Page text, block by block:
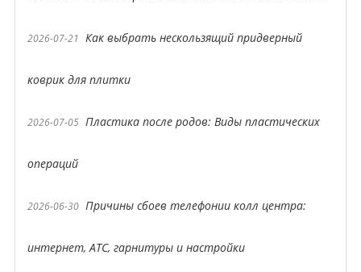
2026-07-21 Как выбрать нескользящий придверный
коврик для плитки
2026-07-05 Пластика после родов: Виды пластических
операций
2026-06-30 Причины сбоев телефонии колл центра:
интернет, АТС, гарнитуры и настройки